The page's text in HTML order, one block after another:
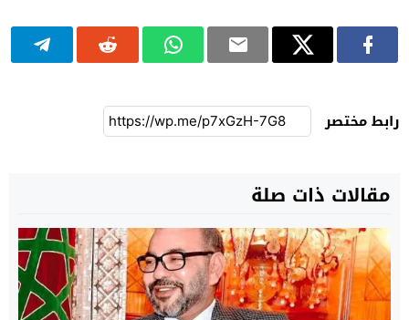
رابط مختصر
مقالات ذات صلة